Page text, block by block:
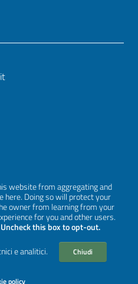
website from aggregating and
here. Doing so will protect your
owner from learning from your
for you and other users.
this box to opt-out.
e analitici.
Chiudi
policy
|Graphical theme